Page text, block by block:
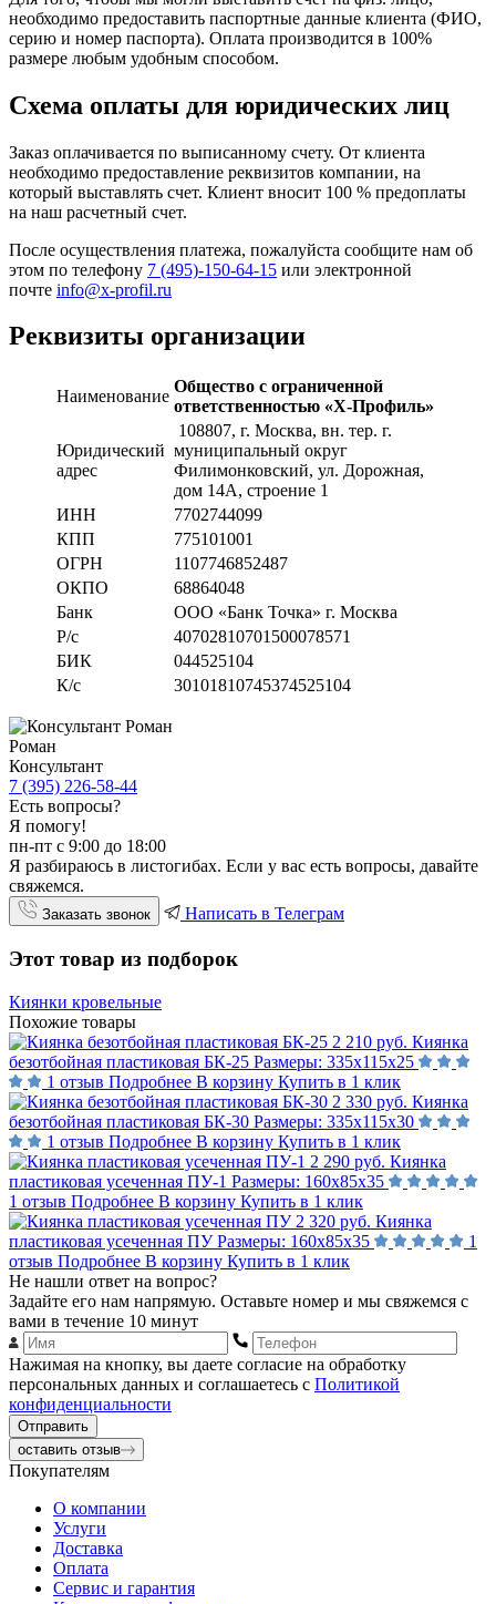
необходимо предоставить паспортные данные клиента (ФИО,
серию и номер паспорта). Оплата производится в 100%
размере любым удобным способом.
Схема оплаты для юридических лиц
Заказ оплачивается по выписанному счету. От клиента
необходимо предоставление реквизитов компании, на
который выставлять счет. Клиент вносит 100 % предоплаты
на наш расчетный счет.
После осуществления платежа, пожалуйста сообщите нам об
этом по телефону 7 (495)-150-64-15 или электронной
почте info@x-profil.ru
Реквизиты организации
Наименование
Общество с ограниченной
ответственностью «Х-Профиль»
Юридический
адрес
108807, г. Москва, вн. тер. г.
муниципальный округ
Филимонковский, ул. Дорожная,
дом 14А, строение 1
ИНН
7702744099
КПП
775101001
ОГРН
1107746852487
ОКПО
68864048
Банк
ООО «Банк Точка» г. Москва
Р/с
40702810701500078571
БИК
044525104
К/с
30101810745374525104
Роман
Консультант
7 (395) 226-58-44
Есть вопросы?
Я помогу!
пн-пт с 9:00 до 18:00
Я разбираюсь в листогибах. Если у вас есть вопросы, давайте
свяжемся.
Заказать звонок Написать в Телеграм
Этот товар из подборок
Киянки кровельные
Похожие товары
2 210 руб. Киянка
безотбойная пластиковая БК-25 Размеры: 335х115х25
1 отзыв Подробнее В корзину Купить в 1 клик
2 330 руб. Киянка
безотбойная пластиковая БК-30 Размеры: 335х115х30
1 отзыв Подробнее В корзину Купить в 1 клик
2 290 руб. Киянка
пластиковая усеченная ПУ-1 Размеры: 160х85х35
1 отзыв Подробнее В корзину Купить в 1 клик
2 320 руб. Киянка
пластиковая усеченная ПУ Размеры: 160х85х35
1
отзыв Подробнее В корзину Купить в 1 клик
Не нашли ответ на вопрос?
Задайте его нам напрямую. Оставьте номер и мы свяжемся с
вами в течение 10 минут
Нажимая на кнопку, вы даете согласие на обработку
персональных данных и соглашаетесь с Политикой
конфиденциальности
Отправить
оставить отзыв
Покупателям
О компании
Услуги
Доставка
Оплата
Сервис и гарантия